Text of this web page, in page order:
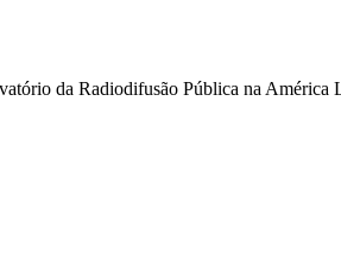
da Radiodifusão Pública na América